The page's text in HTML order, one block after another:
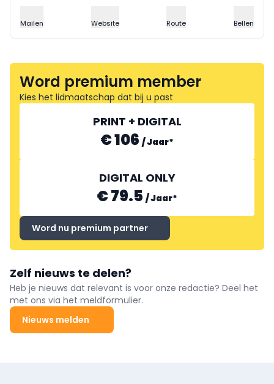
Mailen Website Route Bellen
Word premium member
Kies het lidmaatschap dat bij u past
PRINT + DIGITAL
€ 106 /Jaar*
DIGITAL ONLY
€ 79.5 /Jaar*
Word nu premium partner
Zelf nieuws te delen?
Heb je nieuws dat relevant is voor onze redactie? Deel het
met ons via het meldformulier.
Nieuws melden